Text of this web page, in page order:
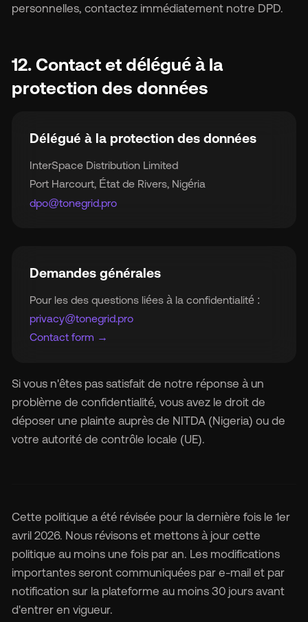
personnelles, contactez immédiatement notre DPD.
12. Contact et délégué à la
protection des données
Délégué à la protection des données
InterSpace Distribution Limited
Port Harcourt, État de Rivers, Nigéria
dpo@tonegrid.pro
Demandes générales
Pour les des questions liées à la confidentialité :
privacy@tonegrid.pro
Contact form →
Si vous n'êtes pas satisfait de notre réponse à un
problème de confidentialité, vous avez le droit de
déposer une plainte auprès de NITDA (Nigeria) ou de
votre autorité de contrôle locale (UE).
Cette politique a été révisée pour la dernière fois le 1er
avril 2026. Nous révisons et mettons à jour cette
politique au moins une fois par an. Les modifications
importantes seront communiquées par e-mail et par
notification sur la plateforme au moins 30 jours avant
d'entrer en vigueur.